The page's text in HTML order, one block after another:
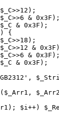
& 0x3F);
& 0x3F);
{
&
& 0x3F);
& 0x3F);
$i++)